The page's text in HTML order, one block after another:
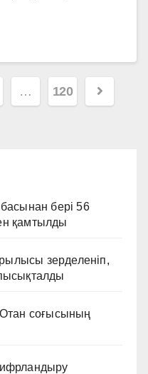
… 120
бері 56
қамтылды
зерделеніп,
соғысының